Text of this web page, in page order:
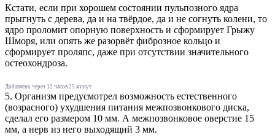
Кстати, если при хорошем состоянии пульпозного ядра
прыгнуть с дерева, да и на твёрдое, да и не согнуть колени, то
ядро проломит опорную поверхность и сформирует Грыжу
Шморя, или опять же разорвёт фиброзное кольцо и
сформирует проляпс, даже при отсутствии значительного
остеохондроза.
Добавлено через 12 часов 25 минут
5. Организм предусмотрел возможность естественного
(возрасного) ухудшения питания межпозвонкового диска,
сделал его размером 10 мм. А межпозвонковое оверстие 15
мм, а нерв из него выходящий 3 мм.